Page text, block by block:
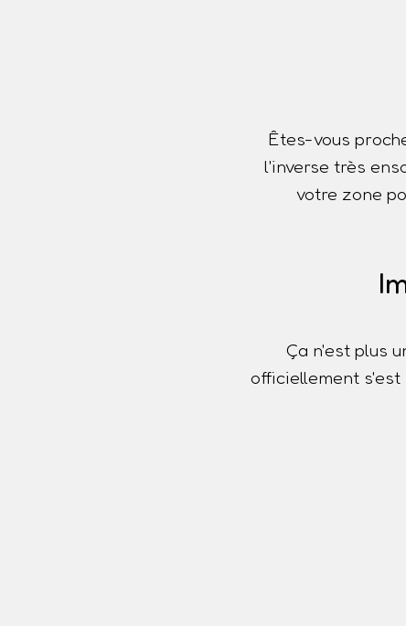
Êtes-vous
l'inverse très
votre zone
Ça n'est plus
officiellement s'est